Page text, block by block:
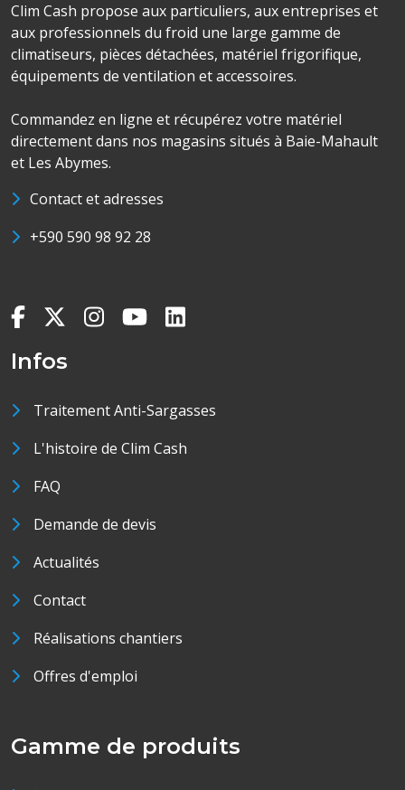
Clim Cash propose aux particuliers, aux entreprises et
aux professionnels du froid une large gamme de
climatiseurs, pièces détachées, matériel frigorifique,
équipements de ventilation et accessoires.
Commandez en ligne et récupérez votre matériel
directement dans nos magasins situés à Baie-Mahault
et Les Abymes.
Contact et adresses
+590 590 98 92 28
Infos
Traitement Anti-Sargasses
L'histoire de Clim Cash
FAQ
Demande de devis
Actualités
Contact
Réalisations chantiers
Offres d'emploi
Gamme de produits